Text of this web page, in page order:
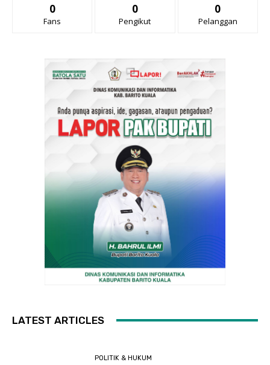
0
Fans
0
Pengikut
0
Pelanggan
LATEST ARTICLES
POLITIK & HUKUM